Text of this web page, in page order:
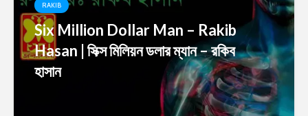
RAKIB
Six Million Dollar Man – Rakib
Hasan | সিক্স মিলিয়ন ডলার ম্যান – রকিব
হাসান